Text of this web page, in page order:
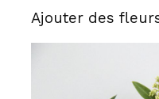
Ajouter des